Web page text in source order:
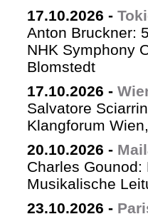
17.10.2026 -
Anton Bruckner:
NHK Symphony
Blomstedt
17.10.2026 -
Salvatore
Klangforum
20.10.2026 -
Charles Gounod:
Musikalische
23.10.2026 -